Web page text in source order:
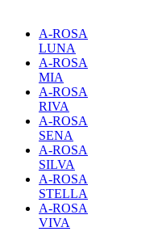
A-ROSA
LUNA
A-ROSA
MIA
A-ROSA
RIVA
A-ROSA
SENA
A-ROSA
SILVA
A-ROSA
STELLA
A-ROSA
VIVA